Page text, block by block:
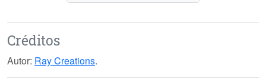
Créditos
Autor: Ray Creations.